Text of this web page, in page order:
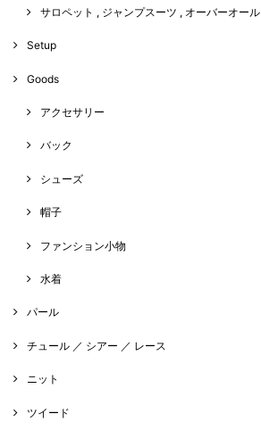
サロペット , ジャンプスーツ , オーバーオール
Setup
Goods
アクセサリー
バック
シューズ
帽子
ファンション小物
水着
パール
チュール ／ シアー ／ レース
ニット
ツイード